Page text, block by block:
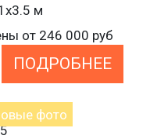
м
от 246 000 руб
ПОДРОБНЕЕ
фото